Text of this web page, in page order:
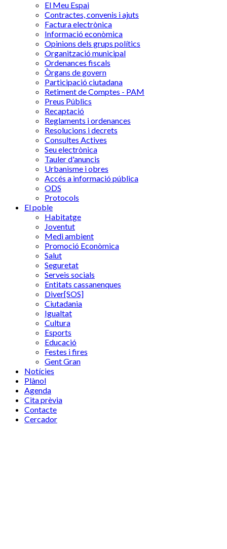
El Meu Espai
Contractes, convenis i ajuts
Factura electrònica
Informació econòmica
Opinions dels grups polítics
Organització municipal
Ordenances fiscals
Òrgans de govern
Participació ciutadana
Retiment de Comptes - PAM
Preus Públics
Recaptació
Reglaments i ordenances
Resolucions i decrets
Consultes Actives
Seu electrònica
Tauler d'anuncis
Urbanisme i obres
Accés a informació pública
ODS
Protocols
El poble
Habitatge
Joventut
Medi ambient
Promoció Econòmica
Salut
Seguretat
Serveis socials
Entitats cassanenques
Diver[SOS]
Ciutadania
Igualtat
Cultura
Esports
Educació
Festes i fires
Gent Gran
Notícies
Plànol
Agenda
Cita prèvia
Contacte
Cercador